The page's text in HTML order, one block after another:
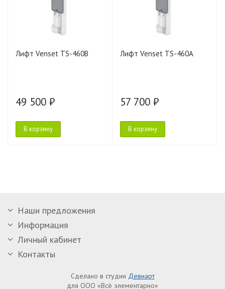
Лифт Venset TS-460B
49 500 ₽
В корзину
Лифт Venset TS-460A
57 700 ₽
В корзину
Наши предложения
Информация
Личный кабинет
Контакты
Сделано в студии Девиарт
для ООО «Всё элементарно»